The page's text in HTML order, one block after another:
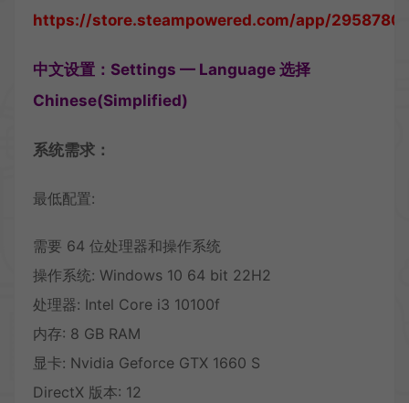
https://store.steampowered.com/app/
中文设置：Settings — Language 选择
Chinese(Simplified)
系统需求：
最低配置:
需要 64 位处理器和操作系统
操作系统: Windows 10 64 bit 22H2
处理器: Intel Core i3 10100f
内存: 8 GB RAM
显卡: Nvidia Geforce GTX 1660 S
DirectX 版本: 12